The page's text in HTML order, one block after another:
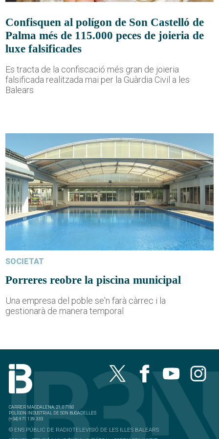
Confisquen al polígon de Son Castelló de
Palma més de 115.000 peces de joieria de
luxe falsificades
Es tracta de la confiscació més gran de joieria
falsificada realitzada mai per la Guàrdia Civil a les
Balears
SOCIETAT
Porreres reobre la piscina municipal
Una empresa del poble se'n farà càrrec i la
gestionarà de manera temporal
CARRER MAGDALENA, 21, 07180
POLÍGON INDUSTRIAL DE SON BUGADELLES
(+34) 971 139 333
© ENS PÚBLIC DE RADIOTELEVISIÓ DE LES ILLES BALEARS